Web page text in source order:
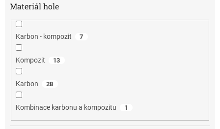
Materiál hole
Karbon - kompozit 7
Kompozit 13
Karbon 28
Kombinace karbonu a kompozitu 1